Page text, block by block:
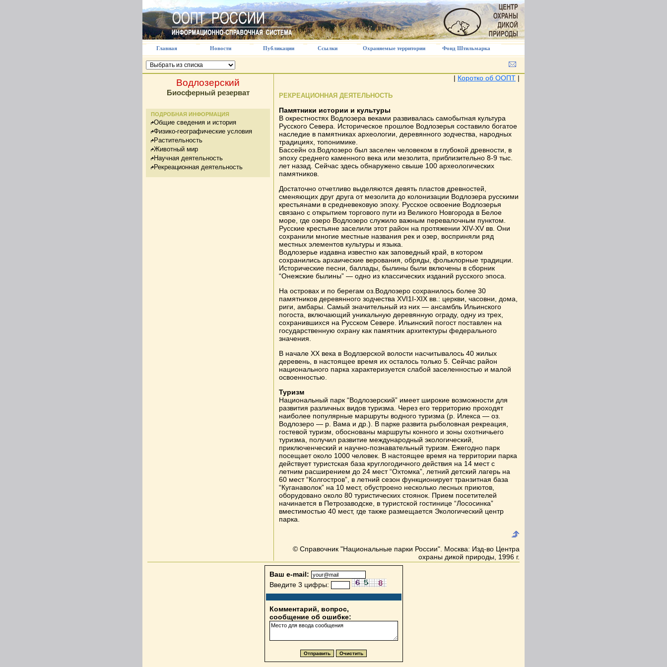
Главная Новости Публикации Ссылки Охраняемые территории Фонд Штильмарка
Водлозерский
Биосферный резерват
ПОДРОБНАЯ ИНФОРМАЦИЯ
Общие сведения и история
Физико-географические условия
Растительность
Животный мир
Научная деятельность
Рекреационная деятельность
| Коротко об ООПТ |
РЕКРЕАЦИОННАЯ ДЕЯТЕЛЬНОСТЬ
Памятники истории и культуры
В окрестностях Водлозера веками развивалась самобытная культура
Русского Севера. Историческое прошлое Водлозерья составило богатое
наследие в памятниках археологии, деревянного зодчества, народных
традициях, топонимике.
Бассейн оз.Водлозеро был заселен человеком в глубокой древности, в
эпоху среднего каменного века или мезолита, приблизительно 8-9 тыс.
лет назад. Сейчас здесь обнаружено свыше 100 археологических
памятников.
Достаточно отчетливо выделяются девять пластов древностей,
сменяющих друг друга от мезолита до колонизации Водлозера русскими
крестьянами в средневековую эпоху. Русское освоение Водлозерья
связано с открытием торгового пути из Великого Новгорода в Белое
море, где озеро Водлозеро служило важным перевалочным пунктом.
Русские крестьяне заселили этот район на протяжении XIV-XV вв. Они
сохранили многие местные названия рек и озер, восприняли ряд
местных элементов культуры и языка.
Водлозерье издавна известно как заповедный край, в котором
сохранились архаические верования, обряды, фольклорные традиции.
Исторические песни, баллады, былины были включены в сборник
“Онежские былины” — одно из классических изданий русского эпоса.
На островах и по берегам оз.Водлозеро сохранилось более 30
памятников деревянного зодчества XVI1I-XIX вв.: церкви, часовни, дома,
риги, амбары. Самый значительный из них — ансамбль Ильинского
погоста, включающий уникальную деревянную ограду, одну из трех,
сохранившихся на Русском Севере. Ильинский погост поставлен на
государственную охрану как памятник архитектуры федерального
значения.
В начале XX века в Водлзерской волости насчитывалось 40 жилых
деревень, в настоящее время их осталось только 5. Сейчас район
национального парка характеризуется слабой заселенностью и малой
освоенностью.
Туризм
Национальный парк “Водлозерский” имеет широкие возможности для
развития различных видов туризма. Через его территорию проходят
наиболее популярные маршруты водного туризма (р. Илекса — оз.
Водлозеро — р. Вама и др.). В парке развита рыболовная рекреация,
гостевой туризм, обоснованы маршруты конного и зоны охотничьего
туризма, получил развитие международный экологический,
приключенческий и научно-познавательный туризм. Ежегодно парк
посещает около 1000 человек. В настоящее время на территории парка
действует туристская база круглогодичного действия на 14 мест с
летним расширением до 24 мест “Охтомка”, летний детский лагерь на
60 мест “Колгостров”, в летний сезон функционирует транзитная база
“Куганаволок” на 10 мест, обустроено несколько лесных приютов,
оборудовано около 80 туристических стоянок. Прием посетителей
начинается в Петрозаводске, в туристской гостинице “Лососинка”
вместимостью 40 мест, где также размещается Экологический центр
парка.
© Справочник "Национальные парки России". Москва: Изд-во Центра
охраны дикой природы, 1996 г.
Ваш e-mail:
Введите 3 цифры:
Комментарий, вопрос,
сообщение об ошибке: